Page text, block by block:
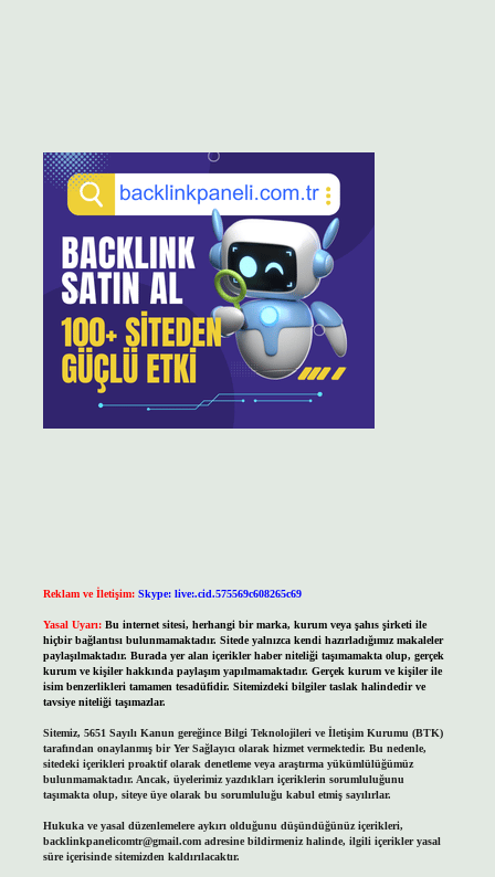
Reklam ve İletişim: Skype: live:.cid.575569c608265c69
Yasal Uyarı: Bu internet sitesi, herhangi bir marka, kurum veya şahıs şirketi ile
hiçbir bağlantısı bulunmamaktadır. Sitede yalnızca kendi hazırladığımız makaleler
paylaşılmaktadır. Burada yer alan içerikler haber niteliği taşımamakta olup, gerçek
kurum ve kişiler hakkında paylaşım yapılmamaktadır. Gerçek kurum ve kişiler ile
isim benzerlikleri tamamen tesadüfidir. Sitemizdeki bilgiler taslak halindedir ve
tavsiye niteliği taşımazlar.
Sitemiz, 5651 Sayılı Kanun gereğince Bilgi Teknolojileri ve İletişim Kurumu (BTK)
tarafından onaylanmış bir Yer Sağlayıcı olarak hizmet vermektedir. Bu nedenle,
sitedeki içerikleri proaktif olarak denetleme veya araştırma yükümlülüğümüz
bulunmamaktadır. Ancak, üyelerimiz yazdıkları içeriklerin sorumluluğunu
taşımakta olup, siteye üye olarak bu sorumluluğu kabul etmiş sayılırlar.
Hukuka ve yasal düzenlemelere aykırı olduğunu düşündüğünüz içerikleri,
backlinkpanelicomtr@gmail.comadresine bildirmeniz halinde, ilgili içerikler yasal
süre içerisinde sitemizden kaldırılacaktır.